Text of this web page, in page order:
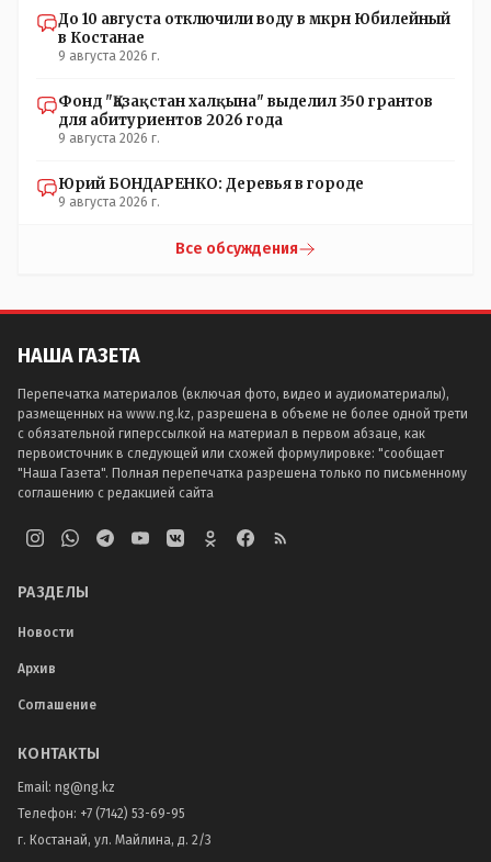
До 10 августа отключили воду в мкрн Юбилейный
в Костанае
9 августа 2026 г.
Фонд "Қазақстан халқына" выделил 350 грантов
для абитуриентов 2026 года
9 августа 2026 г.
Юрий БОНДАРЕНКО: Деревья в городе
9 августа 2026 г.
Все обсуждения
НАША ГАЗЕТА
Перепечатка материалов (включая фото, видео и аудиоматериалы),
размещенных на www.ng.kz, разрешена в объеме не более одной трети
с обязательной гиперссылкой на материал в первом абзаце, как
первоисточник в следующей или схожей формулировке: "сообщает
"Наша Газета". Полная перепечатка разрешена только по письменному
соглашению с редакцией сайта
РАЗДЕЛЫ
Новости
Архив
Соглашение
КОНТАКТЫ
Email: ng@ng.kz
Телефон: +7 (7142) 53-69-95
г. Костанай, ул. Майлина, д. 2/3